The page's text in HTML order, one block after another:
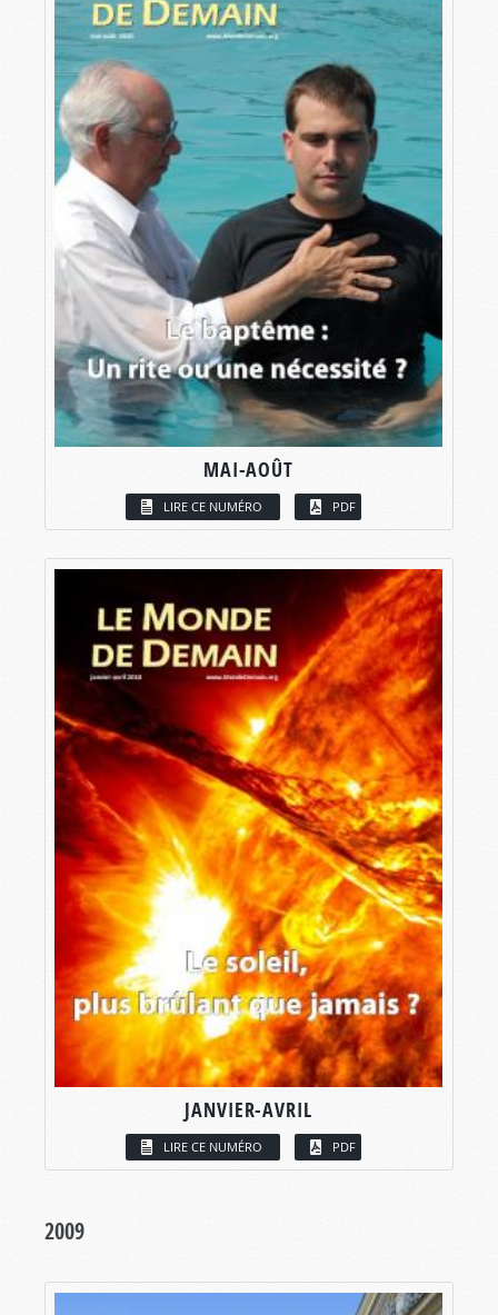
MAI-AOÛT
LIRE CE NUMÉRO PDF
JANVIER-AVRIL
LIRE CE NUMÉRO PDF
2009